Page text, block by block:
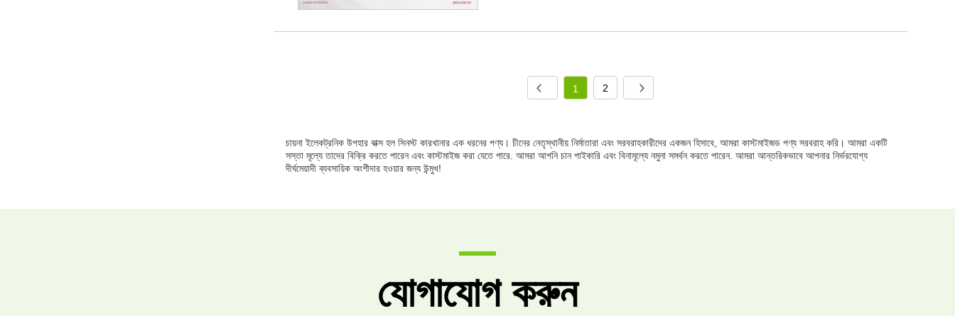
1 2
চায়না ইলেকট্রনিক উপহার বাক্স হল সিনস্ট কারখানার এক ধরনের পণ্য। চীনের নেতৃস্থানীয় নির্মাতারা এবং সরবরাহকারীদের একজন হিসাবে, আমরা কাস্টমাইজড পণ্য সরবরাহ করি। আমরা একটি
সস্তা মূল্যে তাদের বিক্রি করতে পারেন এবং কাস্টমাইজ করা যেতে পারে. আমরা আপনি চান পাইকারি এবং বিনামূল্যে নমুনা সমর্থন করতে পারেন. আমরা আন্তরিকভাবে আপনার নির্ভরযোগ্য
দীর্ঘমেয়াদী ব্যবসায়িক অংশীদার হওয়ার জন্য উন্মুখ!
যোগাযোগ করুন